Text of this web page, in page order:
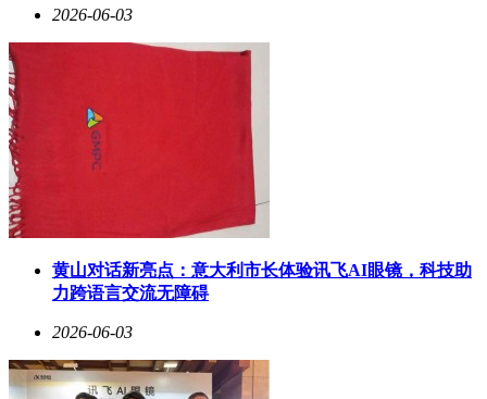
泉水瓶等细小障碍物，提前感知路况风险，规避野外行车常见
升级P2P 3.0，实现城市街巷、乡村窄路、山地土路、荒野等
非铺装路面NCA不间断在线；针对狭窄小路会车，新增的窄
路会车脱困功能可自主减速判断、智能循迹倒车，全程无需人
工干预。同级唯一搭载的鸿蒙座舱6，独家定制智能越野AI领
航员，可自动规划318川藏线、独库公路等经典穿越路线；同
时集成智能点餐、全场景语音交互、多途径点导航等功能，为
用户打造专属智能移动生活圈。
在驾乘舒适性方面，全新猛士M817同样表现出色。它依托全
新升级的磐石底盘2.0，实现“硬核越野、轻奢舒享”双向统
一。同级唯一150mm超长行程双腔空气悬架，支持105mm抬
升、45mm降低双向高度调节，城市通勤时悬架自动调软，过
滤路面细碎颠簸；荒野越野时切换刚性模式，从容征服陡坡、
乘坐体验极佳。同级唯一的女王副驾零重力座椅，支持加热、
通风、8点按摩功能，搭配后排座椅可纯平放倒打造2.1米移动
2026-06-03
黄山对话新亮点：意大利市长体验讯飞AI眼镜，科技助
力跨语言交流无障碍
2026-06-03